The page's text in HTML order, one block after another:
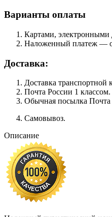
Варианты оплаты
Картами, электронными
Наложенный платеж —
Доставка:
Доставка
Почта России 1
Обычная посылка Почта
Самовывоз.
Описание